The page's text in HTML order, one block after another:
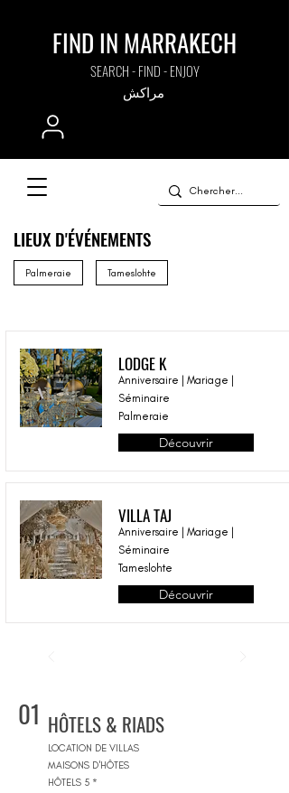
FIND IN MARRAKECH
SEARCH - FIND - ENJOY
مراكش
LIEUX D'ÉVÉNEMENTS
Palmeraie Tameslohte
LODGE K
Anniversaire | Mariage |
Séminaire
Palmeraie
Découvrir
VILLA TAJ
Anniversaire | Mariage |
Séminaire
Tameslohte
Découvrir
01 HÔTELS & RIADS
LOCATION DE VILLAS
MAISONS D'HÔTES
HÔTELS 5 *